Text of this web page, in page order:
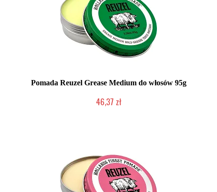
Pomada Reuzel Grease Medium do włosów 95g
46,37 zł